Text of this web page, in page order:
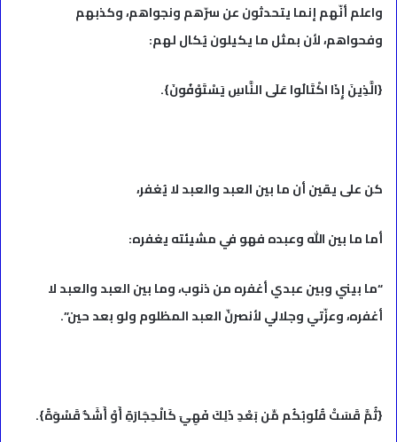
واعلم أنّهم إنما يتحدثون عن سرّهم ونجواهم، وكذبهم
وفحواهم، لأن بمثل ما يكيلون يُكال لهم:
{الَّذِينَ إِذَا اكْتَالُوا عَلَى النَّاسِ يَسْتَوْفُونَ}.
كن على يقين أن ما بين العبد والعبد لا يُغفر،
أما ما بين الله وعبده فهو في مشيئته يغفره:
“ما بيني وبين عبدي أغفره من ذنوب، وما بين العبد والعبد لا
أغفره، وعزّتي وجلالي لأنصرنّ العبد المظلوم ولو بعد حين”.
{ثُمَّ قَسَتْ قُلُوبُكُم مِّن بَعْدِ ذَلِكَ فَهِيَ كَالْحِجَارَةِ أَوْ أَشَدُّ قَسْوَةً}.